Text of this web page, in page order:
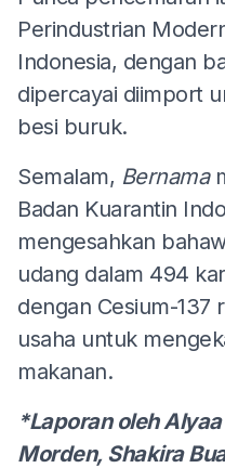
Perindustrian
Indonesia, dengan
dipercayai diimport
besi buruk.
Semalam, Bernama
Badan Kuarantin
mengesahkan
udang dalam 494
dengan Cesium-137
usaha untuk
makanan.
*Laporan oleh
Morden, Shakira